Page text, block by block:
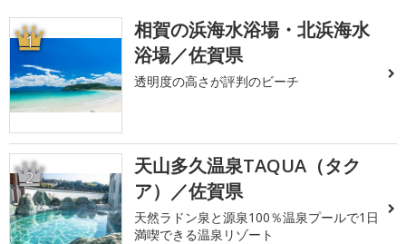
1
相賀の浜海水浴場・北浜海水
浴場／佐賀県
透明度の高さが評判のビーチ
2
天山多久温泉TAQUA（タク
ア）／佐賀県
天然ラドン泉と源泉100％温泉プールで1日
満喫できる温泉リゾート